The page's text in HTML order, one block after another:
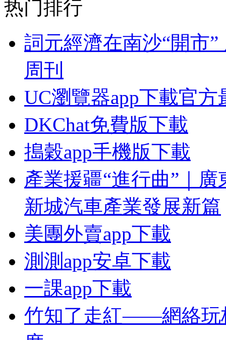
热门排行
詞元經濟在南沙“開市
周刊
UC瀏覽器app下載官方
DKChat免費版下載
搗穀app手機版下載
產業援疆“進行曲”｜
新城汽車產業發展新篇
美團外賣app下載
測測app安卓下載
一課app下載
竹知了走紅——網絡玩